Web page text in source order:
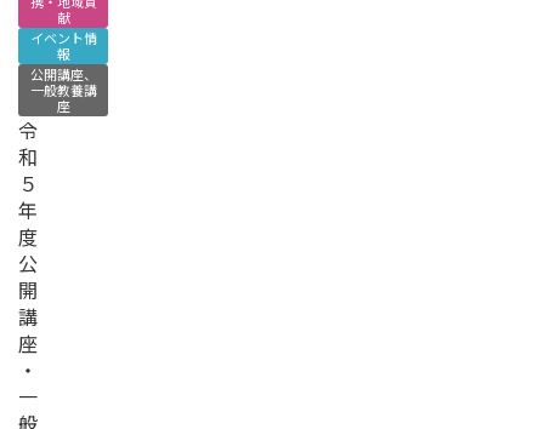
献
イベント情
報
公開講座、
一般教養講
座
令
和
５
年
度
公
開
講
座
・
一
般